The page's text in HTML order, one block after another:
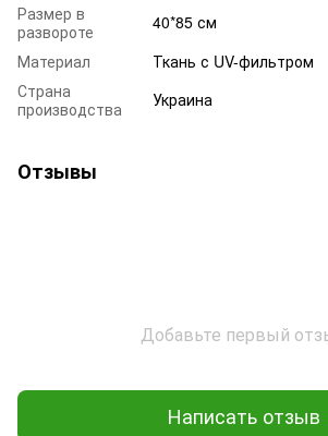
Размер в
развороте
40*85 см
Материал
Ткань с UV-фильтром
Страна
производства
Украина
Отзывы
Добавьте первый
Написать отзыв